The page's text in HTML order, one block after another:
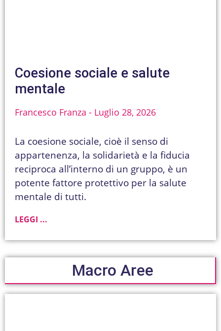
Coesione sociale e salute
mentale
Francesco Franza Luglio 28, 2026
La coesione sociale, cioè il senso di
appartenenza, la solidarietà e la fiducia
reciproca all’interno di un gruppo, è un
potente fattore protettivo per la salute
mentale di tutti.
LEGGI ...
Macro Aree